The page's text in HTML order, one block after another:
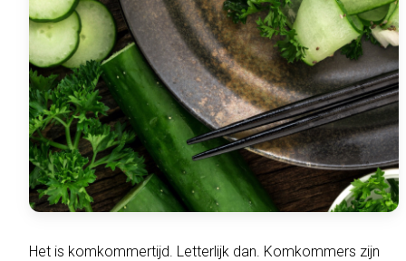
Het is komkommertijd. Letterlijk dan. Komkommers zijn